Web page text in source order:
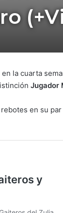
la cuarta
Jugador
rebotes en su